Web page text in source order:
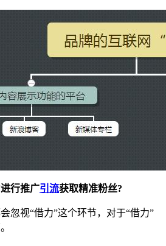
行推广引流获取精准粉丝?
忽视“借力”这个环节，对于“借力”